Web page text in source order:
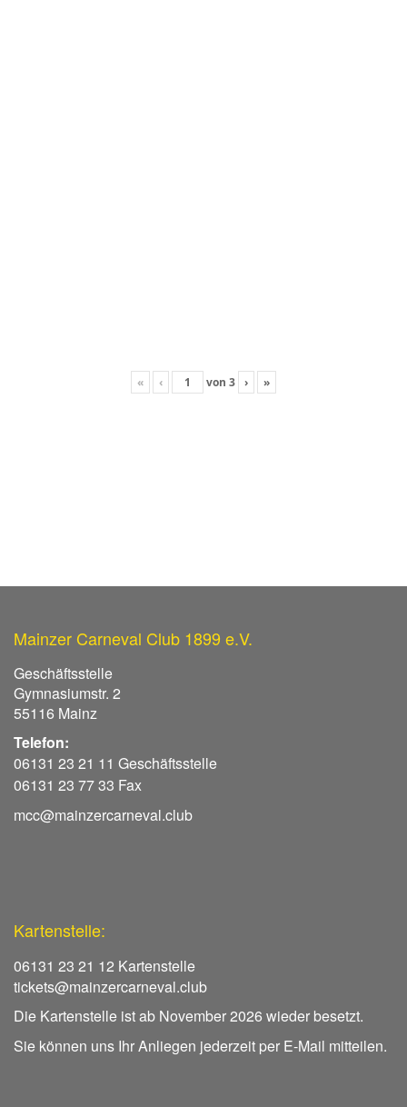
« ‹ von 3 › »
Mainzer Carneval Club 1899 e.V.
Geschäftsstelle
Gymnasiumstr. 2
55116 Mainz
Telefon:
06131 23 21 11 Geschäftsstelle
06131 23 77 33 Fax
mcc@mainzercarneval.club
Kartenstelle:
06131 23 21 12 Kartenstelle
tickets@mainzercarneval.club
Die Kartenstelle ist ab November 2026 wieder besetzt.
Sie können uns Ihr Anliegen jederzeit per E-Mail mitteilen.